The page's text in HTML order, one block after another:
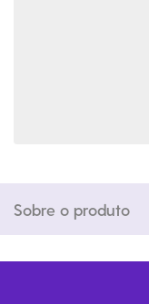
Sobre o produto